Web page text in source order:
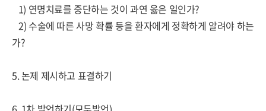
1) 연명치료를 중단하는 것이 과연 옳은 일인가?
2)수술에 따른 사망 확률 등을 환자에게 정확하게 알려야 하는
가?
5.논제 제시하고 표결하기